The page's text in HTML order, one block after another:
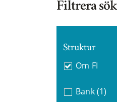
Filtrera
Struktur
Om FI
Bank (1)